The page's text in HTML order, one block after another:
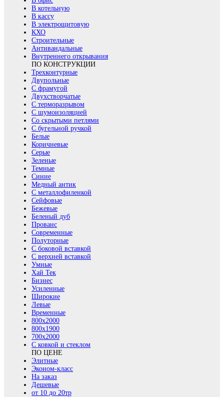
В котельную
В кассу
В электрощитовую
КХО
Строительные
Антивандальные
Внутреннего открывания
ПО КОНСТРУКЦИИ
Трехконтурные
Двупольные
С фрамугой
Двухстворчатые
С терморазрывом
С шумоизоляцией
Со скрытыми петлями
С бугельной ручкой
Белые
Коричневые
Серые
Зеленые
Темные
Синие
Медный антик
С металлофиленкой
Сейфовые
Бежевые
Беленый дуб
Прованс
Современные
Полуторные
С боковой вставкой
С верхней вставкой
Умные
Хай Тек
Бизнес
Усиленные
Широкие
Левые
Временные
800х2000
800x1900
700x2000
С ковкой и стеклом
ПО ЦЕНЕ
Элитные
Эконом-класс
На заказ
Дешевые
от 10 до 20тр